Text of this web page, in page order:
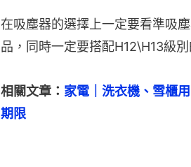
在吸塵器的選擇上一定要看準吸
品，同時一定要搭配H12\H13級
相關文章： 家電｜洗衣機、雪櫃
期限